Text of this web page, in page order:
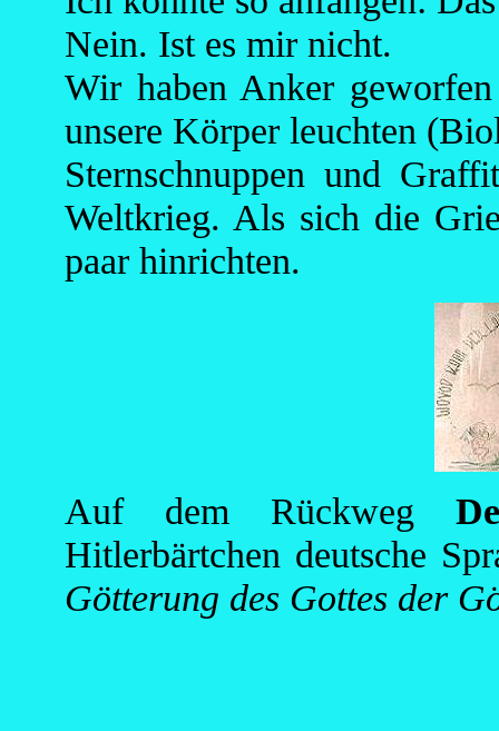
Nein. Ist es mir nicht.
Wir haben Anker
unsere Körper leuchten
Sternschnuppen und
Weltkrieg. Als sich die
paar hinrichten.
Auf dem Rückweg
Hitlerbärtchen deutsche
Götterung des Gottes der